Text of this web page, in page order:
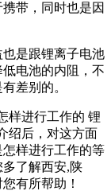
带，同时也是因
是跟锂离子电池
电池的内阻，不
差别的。
样进行工作的 锂
绍后，对这方面
样进行工作的等
了解西安,陕
有所帮助！